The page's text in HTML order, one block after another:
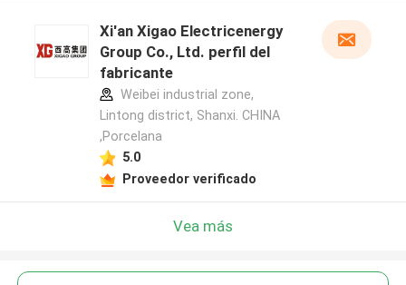
Xi'an Xigao Electricenergy
Group Co., Ltd. perfil del
fabricante
Weibei industrial zone,
Lintong district, Shanxi. CHINA
,Porcelana
5.0
Proveedor verificado
Vea más